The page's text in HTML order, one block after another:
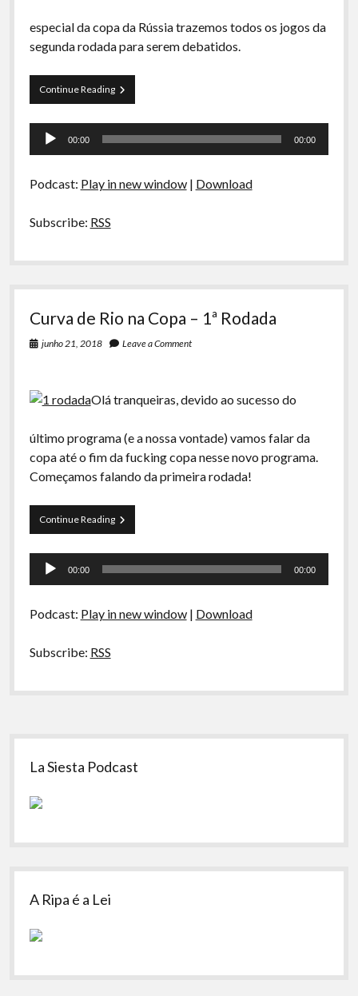
especial da copa da Rússia trazemos todos os jogos da
segunda rodada para serem debatidos.
Continue ReadingCurva
de
Copa
Rodada
Tocador
00:00 00:00
Podcast: Play in new window| Download
Subscribe: RSS
Curva de Rio na Copa – 1ª Rodada
junho 21, 2018 Leave a Comment
Olá tranqueiras, devido ao sucesso do
último programa (e a nossa vontade) vamos falar da
copa até o fim da fucking copa nesse novo programa.
Começamos falando da primeira rodada!
Continue ReadingCurva
de
Copa
Rodada
Tocador
00:00 00:00
Podcast: Play in new window| Download
Subscribe: RSS
Sidebar
La Siesta Podcast
A Ripa é a Lei